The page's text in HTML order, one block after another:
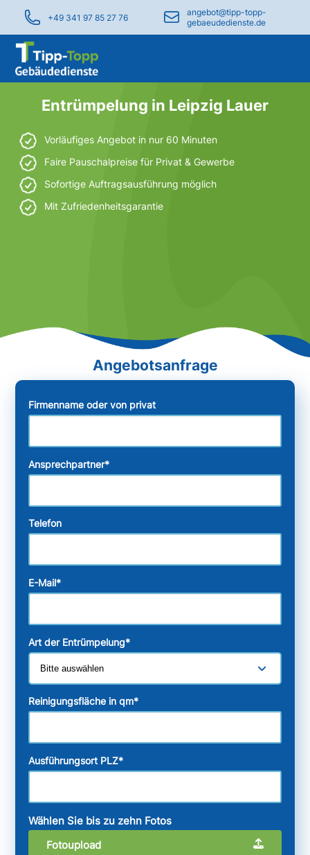
+49 341 97 85 27 76
angebot@tipp-topp-
gebaeudedienste.de
Entrümpelung in Leipzig Lauer
Vorläufiges Angebot in nur 60 Minuten
Faire Pauschalpreise für Privat & Gewerbe
Sofortige Auftragsausführung möglich
Mit Zufriedenheitsgarantie
Firmenname oder von privat
Ansprechpartner*
Telefon
E-Mail*
Art der Entrümpelung*
Reinigungsfläche in qm*
Ausführungsort PLZ*
Wählen Sie bis zu zehn Fotos
Fotoupload